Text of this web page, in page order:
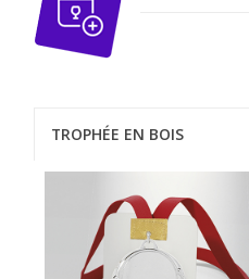
TROPHÉE EN BOIS